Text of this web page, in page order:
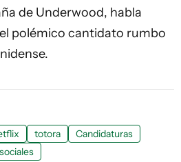
de Underwood, habla
polémico cantidato rumbo
totora
Candidaturas